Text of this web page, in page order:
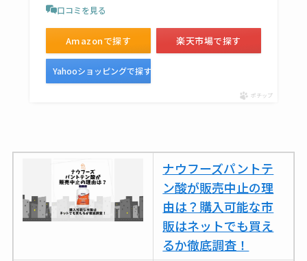
売店も調査
エッセンシャルフラ
売ってない？どこで
ビタクラフトのウル
トラが廃盤？なぜ？
復刻はある？ウルト
ラカパーは品切れ？
売ってる場所調査
口コミを見る
Amazonで探す 楽天市場で探す
Yahooショッピングで探す
ポチップ
ナウフーズパントテ
ン酸が販売中止の理
由は？購入可能な市
販はネットでも買え
るか徹底調査！